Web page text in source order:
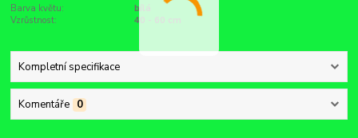
Barva květu:
bílá
Vzrůstnost:
40 - 60 cm
Kompletní specifikace
Komentáře 0